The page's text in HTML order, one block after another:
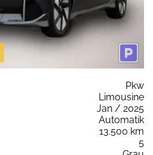
Pkw
Limousine
Jan / 2025
Automatik
13.500 km
5